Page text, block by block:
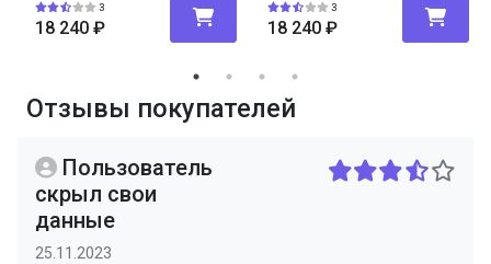
3
18 240 ₽
3
18 240 ₽
Отзывы покупателей
Пользователь
скрыл свои
данные
25.11.2023